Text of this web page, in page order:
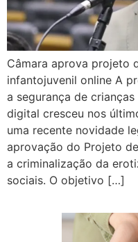
Câmara aprova projeto
infantojuvenil online A
a segurança de
digital cresceu nos
uma recente novidade
aprovação do Projeto
a criminalização da
sociais. O objetivo […]